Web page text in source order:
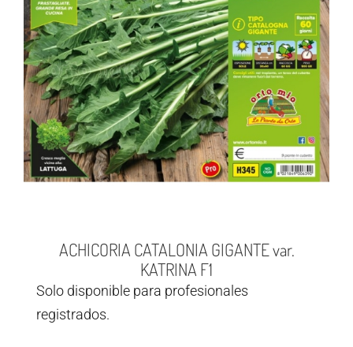
ACHICORIA CATALONIA GIGANTE var.
KATRINA F1
Solo disponible para profesionales
registrados.